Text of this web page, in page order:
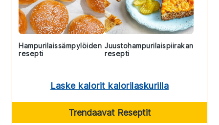
Hampurilaissämpylöiden
resepti
Juustohampurilaispiirakan
resepti
Laske kalorit kalorilaskurilla
Trendaavat Reseptit